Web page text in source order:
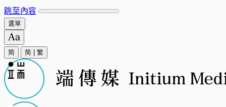
跳至內容
選單
简 简 繁